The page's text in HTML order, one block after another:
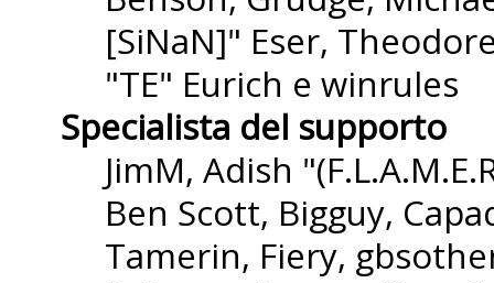
[SiNaN]" Eser,
"TE" Eurich e winrules
Specialista del supporto
JimM, Adish
Ben Scott, Bigguy,
Tamerin, Fiery,